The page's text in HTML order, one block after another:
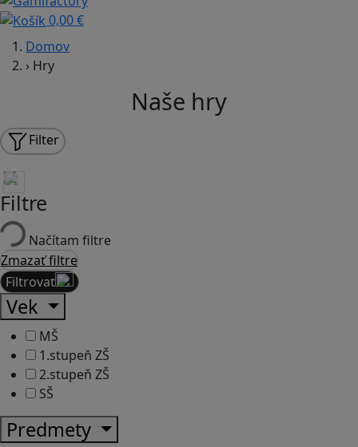
0,00 €
Domov
› Hry
Naše hry
Filter
Filtre
Načítam filtre
Zmazať filtre
Filtrovať
Vek
MŠ
1.stupeň ZŠ
2.stupeň ZŠ
SŠ
Predmety